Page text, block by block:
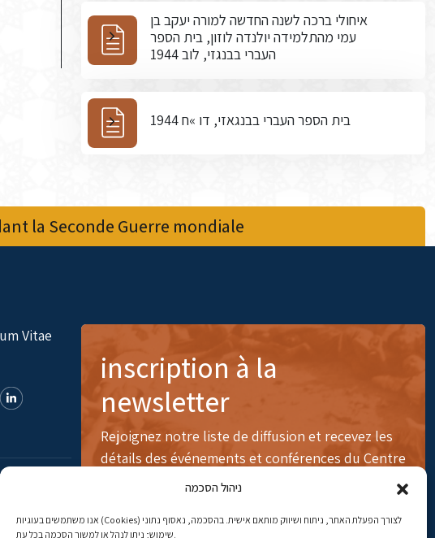
ניהול הסכמה
אנו משתמשים בעוגיות (Cookies) לצורך הפעלת האתר, ניתוח ושיווק מותאם אישית. בהסכמה, נאסוף נתוני
שימוש; ניתן לנהל או למשוך הסכמה בכל עת.
איחולי ברכה לשנה החדשה למורה יעקב בן
עמי מהתלמידה יולנדה לוזון, בית הספר
העברי בבנגזי, לוב 1944
בית הספר העברי בבנגאזי, דו »ח 1944
la Seconde Guerre mondiale
Vitae
inscription à la
newsletter
Rejoignez notre liste de diffusion et recevez les
détails des événements et conférences du Centre